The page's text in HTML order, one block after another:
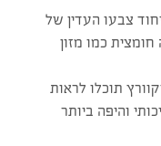
צבעו העדין של
כמו מזון
תוכלו לראות
והיפה ביותר